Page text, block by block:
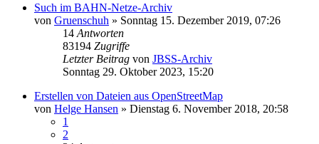
Such im BAHN-Netze-Archiv
von Gruenschuh » Sonntag 15. Dezember 2019, 07:26
14 Antworten
83194 Zugriffe
Letzter Beitrag von JBSS-Archiv
Sonntag 29. Oktober 2023, 15:20
Erstellen von Dateien aus OpenStreetMap
von Helge Hansen » Dienstag 6. November 2018, 20:58
1
2